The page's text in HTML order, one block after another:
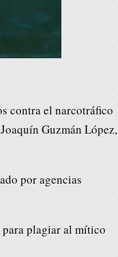
contra el narcotráfico
Guzmán López,
por agencias
plagiar al mítico